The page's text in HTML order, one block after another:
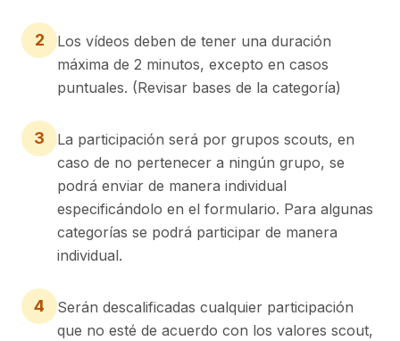
2
Los vídeos deben de tener una duración
máxima de 2 minutos, excepto en casos
puntuales. (Revisar bases de la categoría)
3
La participación será por grupos scouts, en
caso de no pertenecer a ningún grupo, se
podrá enviar de manera individual
especificándolo en el formulario. Para algunas
categorías se podrá participar de manera
individual.
4
Serán descalificadas cualquier participación
que no esté de acuerdo con los valores scout,